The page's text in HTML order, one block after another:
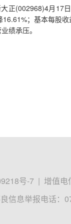
正(002968)4月17
；基本每股
绩承压。
号-7 | 增值电
信息举报电话：